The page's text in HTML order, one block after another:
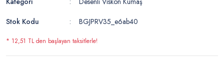
Stok Kodu
BGJPRV35_e6ab40
* 12,51 TL den başlayan taksitlerle!